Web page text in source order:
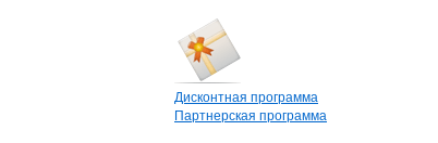
Дисконтная программа
Партнерская программа